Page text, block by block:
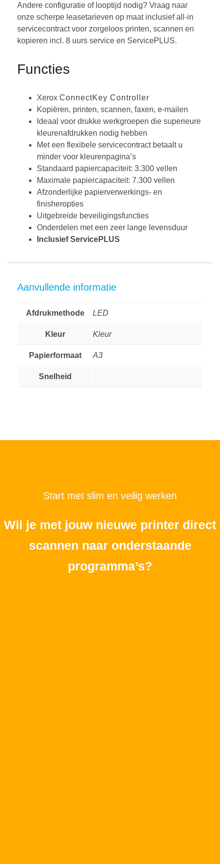
Andere configuratie of looptijd nodig? Vraag naar
onze scherpe leasetarieven op maat inclusief all-in
servicecontract voor zorgeloos printen, scannen en
kopieren incl. 8 uurs service en ServicePLUS.
Functies
Xerox ConnectKey Controller
Kopiëren, printen, scannen, faxen, e-mailen
Ideaal voor drukke werkgroepen die superieure
kleurenafdrukken nodig hebben
Met een flexibele servicecontract betaalt u
minder voor kleurenpagina’s
Standaard ​papiercapaciteit: 3.300 vellen
Maximale ​papiercapaciteit: 7.300 vellen
Afzonderlijke papierverwerkings- en
finisheropties
Uitgebreide beveiligingsfuncties
Onderdelen met een zeer lange levensduur
Inclusief ServicePLUS
Aanvullende informatie
Afdrukmethode LED
Kleur Kleur
Papierformaat A3
Snelheid
Start met slim en veilig werken
Wil je met jouw nieuwe printer direct
scannen naar onderstaande
programma’s?